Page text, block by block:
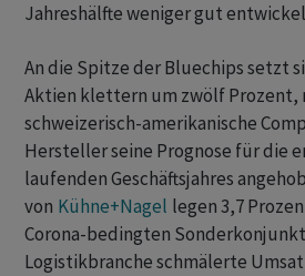
Jahreshälfte weniger gut
An die Spitze der Bluechips setzt
Aktien klettern um zwölf Prozent,
schweizerisch-amerikanische
Hersteller seine Prognose für die
laufenden Geschäftsjahres
von Kühne+Nagel legen 3,7
Corona-bedingten
Logistikbranche schmälerte